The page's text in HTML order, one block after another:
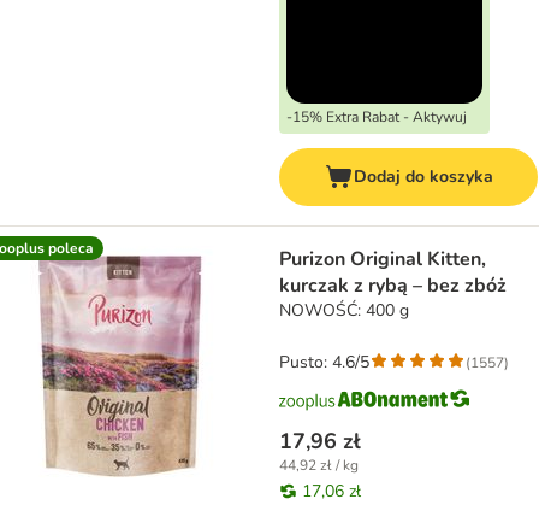
-15% Extra Rabat - Aktywuj
Dodaj do koszyka
poleca
Purizon Original Kitten,
kurczak z rybą – bez zbóż
NOWOŚĆ: 400 g
17,96 zł
44,92 zł / kg
17,06 zł
Pusto: 4.6/5 (1557)